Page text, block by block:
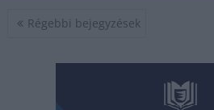
Bejegyzés
Régebbi bejegyzések